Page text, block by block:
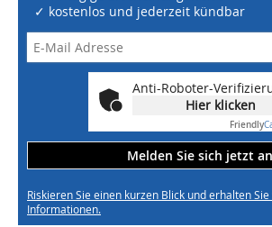
✓ kostenlos und jederzeit kündbar
Anti-Roboter-
Hier klicken
Friendly
Melden Sie sich jetzt
Riskieren Sie einen kurzen Blick und erhalten
Informationen.